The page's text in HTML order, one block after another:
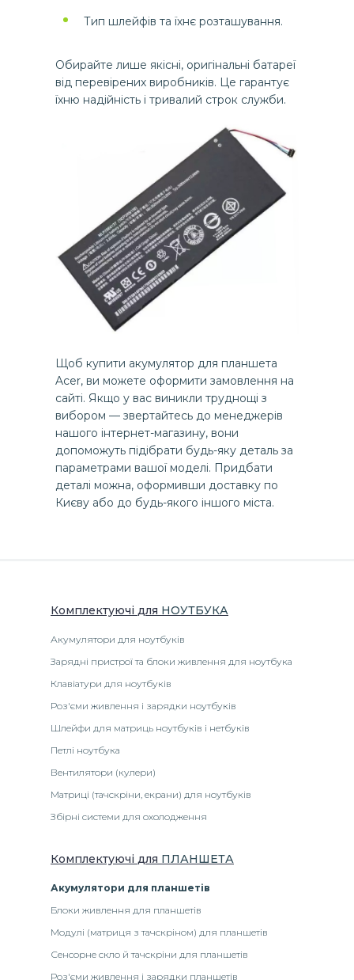
Тип шлейфів та їхнє розташування.
Обирайте лише якісні, оригінальні батареї
від перевірених виробників. Це гарантує
їхню надійність і тривалий строк служби.
Щоб купити акумулятор для планшета
Acer, ви можете оформити замовлення на
сайті. Якщо у вас виникли труднощі з
вибором — звертайтесь до менеджерів
нашого інтернет-магазину, вони
допоможуть підібрати будь-яку деталь за
параметрами вашої моделі. Придбати
деталі можна, оформивши доставку по
Києву або до будь-якого іншого міста.
Комплектуючі для НОУТБУКА
Акумулятори для ноутбуків
Зарядні пристрої та блоки живлення для ноутбука
Клавіатури для ноутбуків
Роз'єми живлення і зарядки ноутбуків
Шлейфи для матриць ноутбуків і нетбуків
Петлі ноутбука
Вентилятори (кулери)
Матриці (тачскріни, екрани) для ноутбуків
Збірні системи для охолодження
Комплектуючі для ПЛАНШЕТА
Акумулятори для планшетів
Блоки живлення для планшетів
Модулі (матриця з тачскріном) для планшетів
Сенсорне скло й тачскріни для планшетів
Роз'єми живлення і зарядки планшетів